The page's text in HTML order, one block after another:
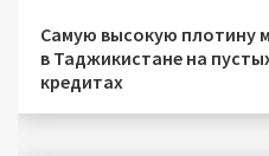
Самую высокую плотину
в Таджикистане на
кредитах